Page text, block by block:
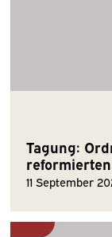
Tagung:
11 September